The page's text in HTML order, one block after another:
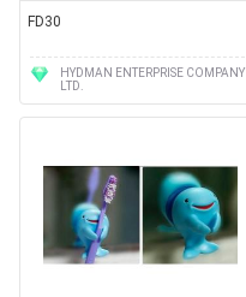
FD30
HYDMAN ENTERPRISE COMPANY
LTD.